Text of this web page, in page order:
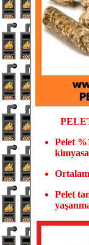
Pelet
Pelet